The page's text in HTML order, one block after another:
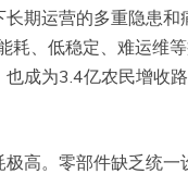
期运营的多重隐患和
耗、低稳定、难运维
成为3.4亿农民增收
高。零部件缺乏统一